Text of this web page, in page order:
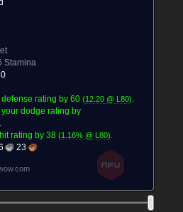
Stamina
rating by 60 (12.20 @ L 80).
dodge rating by
.
rating by 38 (1.16% @ L 80).
23